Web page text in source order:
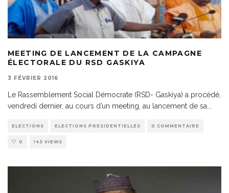
MEETING DE LANCEMENT DE LA CAMPAGNE
ÉLECTORALE DU RSD GASKIYA
3 FÉVRIER 2016
Le Rassemblement Social Démocrate (RSD- Gaskiya) a procédé,
vendredi dernier, au cours d’un meeting, au lancement de sa
ELECTIONS ELECTIONS PRESIDENTIELLES 0 COMMENTAIRE
0 143 VIEWS